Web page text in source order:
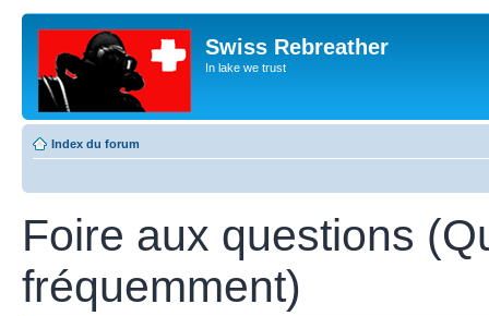
Swiss Rebreather
In lake we trust
Index du forum
Foire aux questions
fréquemment)